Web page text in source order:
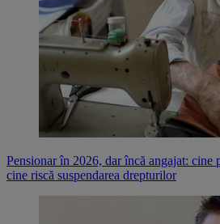
Pensionar în 2026, dar încă angajat: cine
cine riscă suspendarea drepturilor